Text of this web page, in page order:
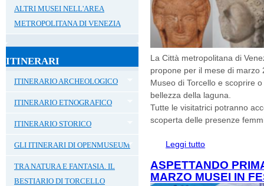
ALTRI MUSEI NELL'AREA
METROPOLITANA DI VENEZIA
ITINERARI
ITINERARIO ARCHEOLOGICO
ITINERARIO ETNOGRAFICO
ITINERARIO STORICO
GLI ITINERARI DI OPENMUSEUM
TRA NATURA E FANTASIA. IL
BESTIARIO DI TORCELLO
La Città metropolitana di
propone per il mese di marzo
Museo di Torcello e scoprire
bellezza della laguna.
Tutte le visitatrici potranno
scoperta delle presenze
Leggi tutto
ASPETTANDO
MARZO MUSEI IN